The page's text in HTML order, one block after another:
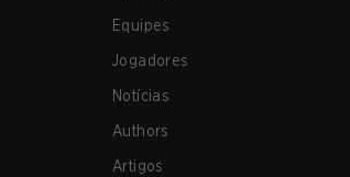
Equipes
Jogadores
Notícias
Authors
Artigos